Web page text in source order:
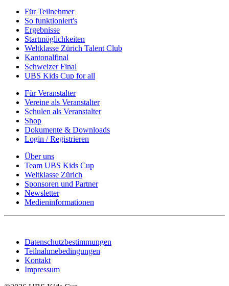
Für Teilnehmer
So funktioniert's
Ergebnisse
Startmöglichkeiten
Weltklasse Zürich Talent Club
Kantonalfinal
Schweizer Final
UBS Kids Cup for all
Für Veranstalter
Vereine als Veranstalter
Schulen als Veranstalter
Shop
Dokumente & Downloads
Login / Registrieren
Über uns
Team UBS Kids Cup
Weltklasse Zürich
Sponsoren und Partner
Newsletter
Medieninformationen
Datenschutzbestimmungen
Teilnahmebedingungen
Kontakt
Impressum